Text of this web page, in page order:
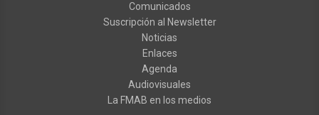
Comunicados
Suscripción al Newsletter
Noticias
Enlaces
Agenda
Audiovisuales
La FMAB en los medios